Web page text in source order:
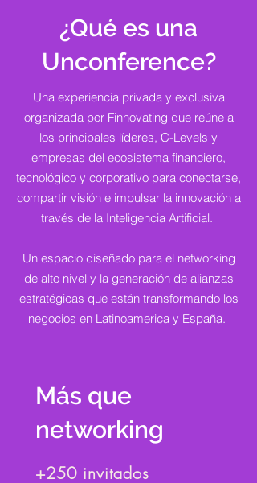
¿Qué es una
Unconference?
Una experiencia privada y exclusiva
organizada por Finnovating que reúne a
los principales líderes, C-Levels y
empresas del ecosistema financiero,
tecnológico y corporativo para conectarse,
compartir visión e impulsar la innovación a
través de la Inteligencia Artificial.
Un espacio diseñado para el networking
de alto nivel y la generación de alianzas
estratégicas que están transformando los
negocios en Latinoamerica y España.
Más que
networking
+250 invitados